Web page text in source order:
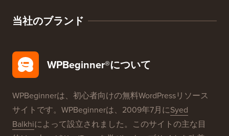
WordPress SEO
無料ブログ設定
当社のブランド